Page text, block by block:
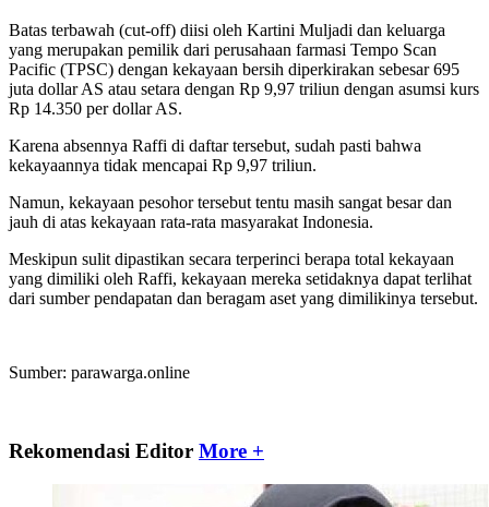
Batas terbawah (cut-off) diisi oleh Kartini Muljadi dan keluarga
yang merupakan pemilik dari perusahaan farmasi Tempo Scan
Pacific (TPSC) dengan kekayaan bersih diperkirakan sebesar 695
juta dollar AS atau setara dengan Rp 9,97 triliun dengan asumsi kurs
Rp 14.350 per dollar AS.
Karena absennya Raffi di daftar tersebut, sudah pasti bahwa
kekayaannya tidak mencapai Rp 9,97 triliun.
Namun, kekayaan pesohor tersebut tentu masih sangat besar dan
jauh di atas kekayaan rata-rata masyarakat Indonesia.
Meskipun sulit dipastikan secara terperinci berapa total kekayaan
yang dimiliki oleh Raffi, kekayaan mereka setidaknya dapat terlihat
dari sumber pendapatan dan beragam aset yang dimilikinya tersebut.
Sumber: parawarga.online
Rekomendasi Editor More +